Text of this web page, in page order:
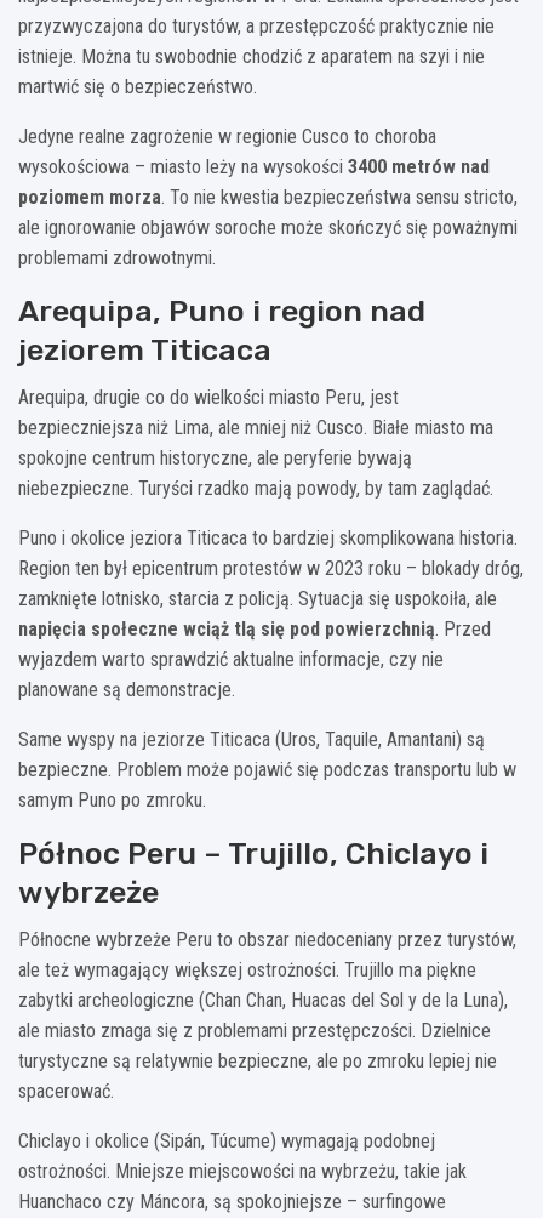
przyzwyczajona do turystów, a przestępczość praktycznie nie
istnieje. Można tu swobodnie chodzić z aparatem na szyi i nie
martwić się o bezpieczeństwo.
Jedyne realne zagrożenie w regionie Cusco to choroba
wysokościowa – miasto leży na wysokości 3400 metrów nad
poziomem morza. To nie kwestia bezpieczeństwa sensu stricto,
ale ignorowanie objawów soroche może skończyć się poważnymi
problemami zdrowotnymi.
Arequipa, Puno i region nad
jeziorem Titicaca
Arequipa, drugie co do wielkości miasto Peru, jest
bezpieczniejsza niż Lima, ale mniej niż Cusco. Białe miasto ma
spokojne centrum historyczne, ale peryferie bywają
niebezpieczne. Turyści rzadko mają powody, by tam zaglądać.
Puno i okolice jeziora Titicaca to bardziej skomplikowana historia.
Region ten był epicentrum protestów w 2023 roku – blokady dróg,
zamknięte lotnisko, starcia z policją. Sytuacja się uspokoiła, ale
napięcia społeczne wciąż tlą się pod powierzchnią. Przed
wyjazdem warto sprawdzić aktualne informacje, czy nie
planowane są demonstracje.
Same wyspy na jeziorze Titicaca (Uros, Taquile, Amantani) są
bezpieczne. Problem może pojawić się podczas transportu lub w
samym Puno po zmroku.
Północ Peru – Trujillo, Chiclayo i
wybrzeże
Północne wybrzeże Peru to obszar niedoceniany przez turystów,
ale też wymagający większej ostrożności. Trujillo ma piękne
zabytki archeologiczne (Chan Chan, Huacas del Sol y de la Luna),
ale miasto zmaga się z problemami przestępczości. Dzielnice
turystyczne są relatywnie bezpieczne, ale po zmroku lepiej nie
spacerować.
Chiclayo i okolice (Sipán, Túcume) wymagają podobnej
ostrożności. Mniejsze miejscowości na wybrzeżu, takie jak
Huanchaco czy Máncora, są spokojniejsze – surfingowe